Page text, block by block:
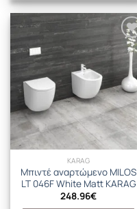
KARAG
Μπιντέ αναρτώμενο MILOS
LT 046F White Matt KARAG
248.96€